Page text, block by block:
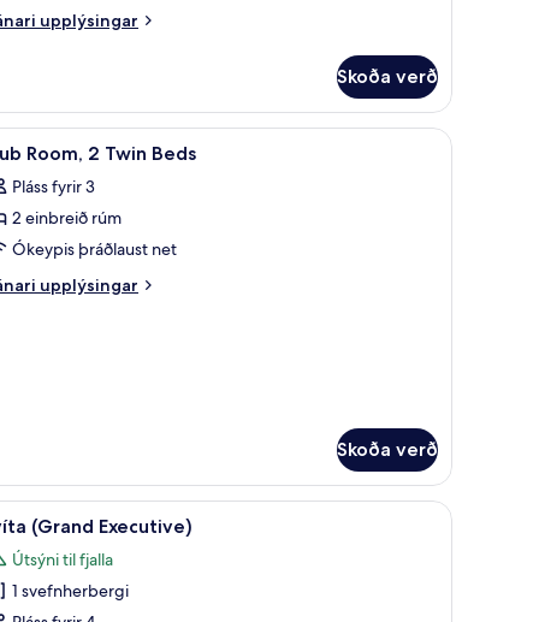
upplýsingar
Skoða verð
öryggishólf í herbergi Veitingar | 6 veitingastaðir; morgunverður,
1 Room, 2 Twin Beds
Pláss fyrir 3
2 einbreið rúm
Ókeypis þráðlaust net
upplýsingar
Skoða verð
dúnsængur, míníbar, öryggishólf í herbergiSvíta (Grand Executive) | Rúmföt af bestu
1 (Grand Executive)
Útsýni til fjalla
1 svefnherbergi